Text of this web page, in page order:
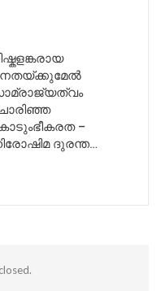
–
ദുരന്ത…